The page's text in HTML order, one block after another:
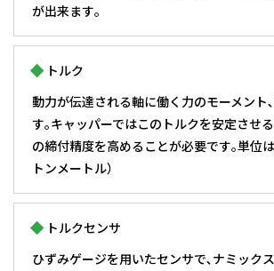
が出来ます｡
トルク
動力が伝達される軸に働く力のモーメント
す｡キャッパーではこのトルクを安定させ
の締付精度を高めることが必要です｡単位
トンメートル）
トルクセンサ
ひずみゲージを用いたセンサで､ナミック